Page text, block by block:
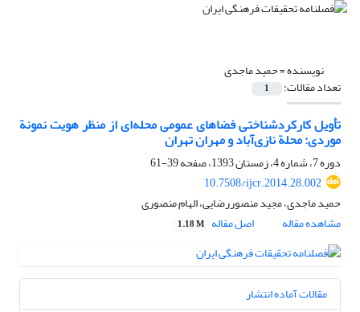
نویسنده =حمید ماجدی
تعداد مقالات: 1
تأویل کارکردشناختی فضاهای عمومی محله‌ای از منظر هویت نمونة
موردی: محلة نازی‌آباد و مهران تهران
دوره 7، شماره 4، زمستان 1393، صفحه
39-61
10.7508/ijcr.2014.28.002
حمید ماجدی، مجید منصوررضایی، الهام منصوری
مشاهده مقاله
اصل مقاله 1.18 M
مقالات آماده انتشار